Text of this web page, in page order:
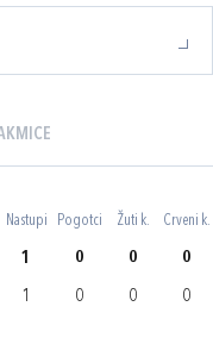
Nastupi Pogotci Žuti k. Crveni k.
1 0 0 0
1 0 0 0